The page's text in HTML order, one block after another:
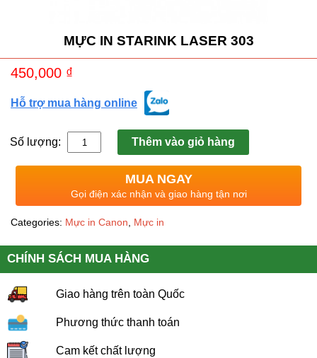
MỰC IN STARINK LASER 303
450,000 ₫
Hỗ trợ mua hàng online
Số lượng: Thêm vào giỏ hàng
MUA NGAY
Gọi điện xác nhận và giao hàng tận nơi
Categories: Mực in Canon Mực in
CHÍNH SÁCH MUA HÀNG
Giao hàng trên toàn Quốc
Phương thức thanh toán
Cam kết chất lượng